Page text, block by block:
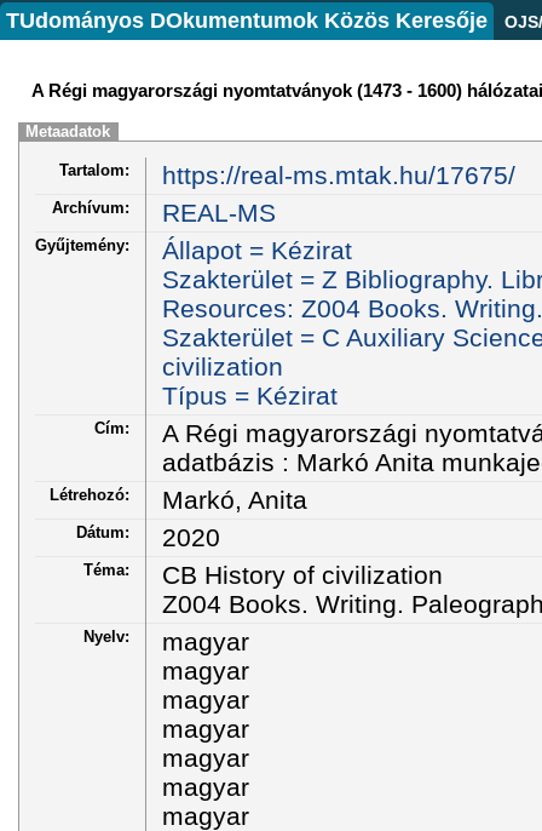
TUdományos DOkumentumok Közös Keresője
A Régi magyarországi nyomtatványok (1473 - 1600)
Metaadatok
Tartalom: https://real-ms.mtak.hu/17675/
Archívum: REAL-MS
Gyűjtemény:
Állapot = Kézirat
Szakterület = Z Bibliography.
Resources: Z004 Books.
Szakterület = C Auxiliary
civilization
Típus = Kézirat
Cím:
A Régi magyarországi
adatbázis : Markó Anita
Létrehozó: Markó, Anita
Dátum: 2020
Téma:
CB History of civilization
Z004 Books. Writing.
Nyelv:
magyar
magyar
magyar
magyar
magyar
magyar
magyar